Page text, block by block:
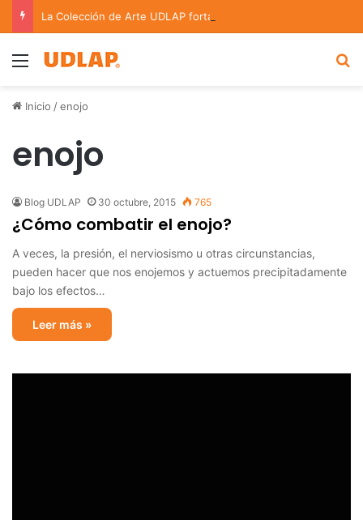
Menu
Inicio /enojo
enojo
Blog UDLAP 30 octubre, 2015 765
¿Cómo combatir el enojo?
A veces, la presión, el nerviosismo u otras circunstancias,
pueden hacer que nos enojemos y actuemos precipitadamente
bajo los efectos…
Leer más »